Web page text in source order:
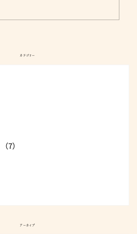
カテゴリー
（7）
アーカイブ